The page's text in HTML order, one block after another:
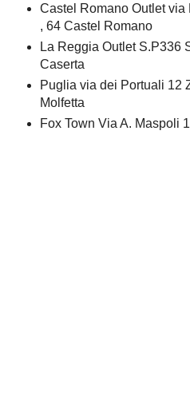
Castel Romano Outlet
, 64 Castel Romano
La Reggia Outlet S.P336
Caserta
Puglia via dei Portuali 12
Molfetta
Fox Town Via A. Maspoli